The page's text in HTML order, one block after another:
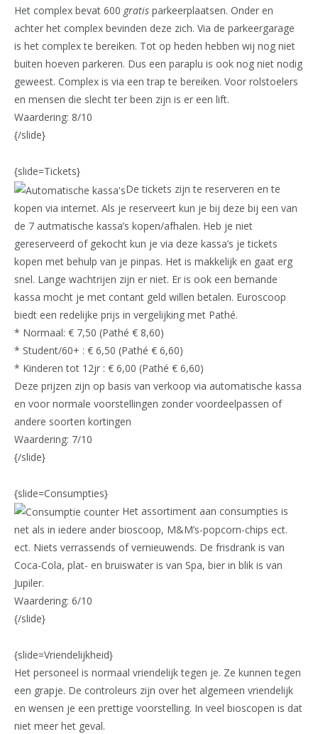
Het complex bevat 600 gratis parkeerplaatsen. Onder en
achter het complex bevinden deze zich. Via de parkeergarage
is het complex te bereiken. Tot op heden hebben wij nog niet
buiten hoeven parkeren. Dus een paraplu is ook nog niet nodig
geweest. Complex is via een trap te bereiken. Voor rolstoelers
en mensen die slecht ter been zijn is er een lift.
Waardering: 8/10
{/slide}
{slide=Tickets}
De tickets zijn te reserveren en te
kopen via internet. Als je reserveert kun je bij deze bij een van
de 7 autmatische kassa’s kopen/afhalen. Heb je niet
gereserveerd of gekocht kun je via deze kassa’s je tickets
kopen met behulp van je pinpas. Het is makkelijk en gaat erg
snel. Lange wachtrijen zijn er niet. Er is ook een bemande
kassa mocht je met contant geld willen betalen. Euroscoop
biedt een redelijke prijs in vergelijking met Pathé.
* Normaal: € 7,50 (Pathé € 8,60)
* Student/60+ : € 6,50 (Pathé € 6,60)
* Kinderen tot 12jr : € 6,00 (Pathé € 6,60)
Deze prijzen zijn op basis van verkoop via automatische kassa
en voor normale voorstellingen zonder voordeelpassen of
andere soorten kortingen
Waardering: 7/10
{/slide}
{slide=Consumpties}
Het assortiment aan consumpties is
net als in iedere ander bioscoop, M&M’s-popcorn-chips ect.
ect. Niets verrassends of vernieuwends. De frisdrank is van
Coca-Cola, plat- en bruiswater is van Spa, bier in blik is van
Jupiler.
Waardering: 6/10
{/slide}
{slide=Vriendelijkheid}
Het personeel is normaal vriendelijk tegen je. Ze kunnen tegen
een grapje. De controleurs zijn over het algemeen vriendelijk
en wensen je een prettige voorstelling. In veel bioscopen is dat
niet meer het geval.